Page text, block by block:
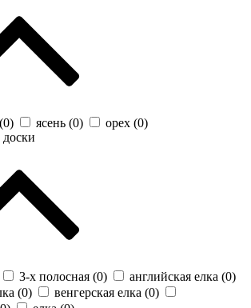
0) ясень (0) орех (0)
3-х полосная (0) английская елка (0)
(0) венгерская елка (0)